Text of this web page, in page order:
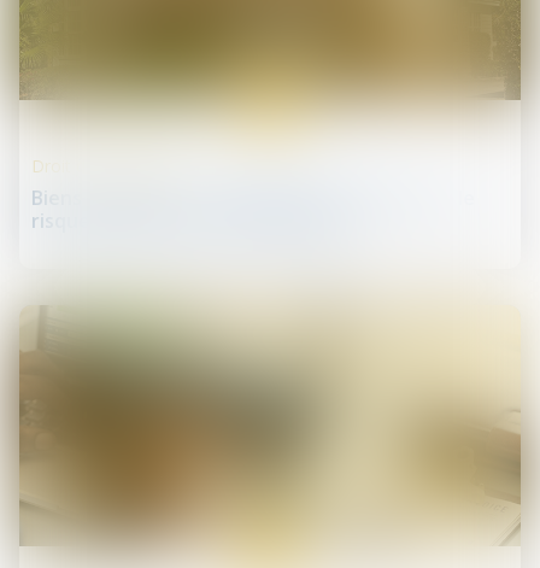
Biens immobiliers : l'obligation d'informer sur le
risque de feu de forêt est élargie
Droit de la propriété